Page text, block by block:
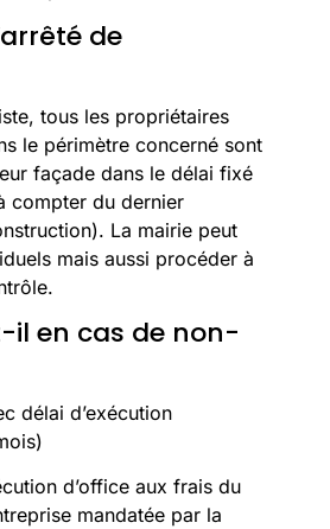
de
tous les propriétaires
le périmètre concerné sont
façade dans le délai fixé
compter du dernier
La mairie peut
mais aussi procéder à
il en cas de non-
délai d’exécution
d’office aux frais du
mandatée par la